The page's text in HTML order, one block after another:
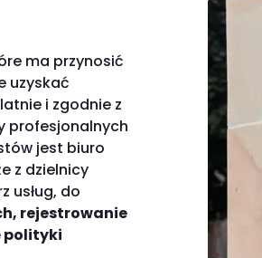
ma przynosić
uzyskać
i zgodnie z
profesjonalnych
jest biuro
z dzielnicy
usług, do
rejestrowanie
polityki